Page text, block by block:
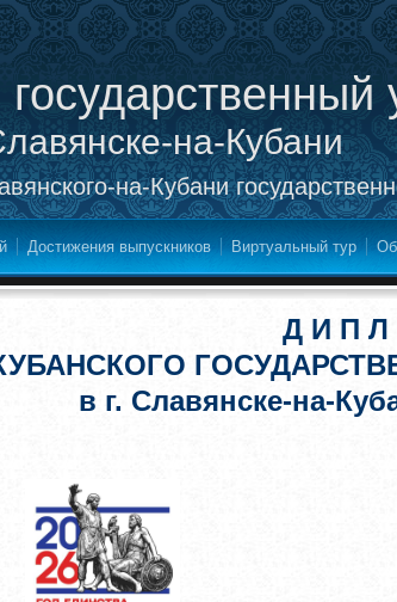
на-Кубани
на-Кубани
Достижения выпускников Виртуальный тур
Д И П
в г. Славянске-на-